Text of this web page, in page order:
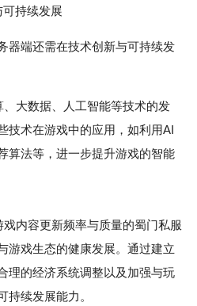
持续发展
器端还需在技术创新与可持续发
大数据、人工智能等技术的发
技术在游戏中的应用，如利用AI
算法等，进一步提升游戏的智能
内容更新频率与质量的蜀门私服
游戏生态的健康发展。通过建立
理的经济系统调整以及加强与玩
持续发展能力。